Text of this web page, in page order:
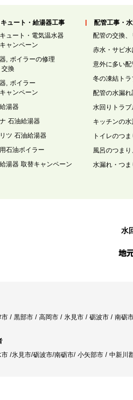
ュート・給湯器工事
ュート・電気温水器
ャンペーン
, ボイラーの修理
交換
, ボイラー
ャンペーン
湯器
石油給湯器
ツ 石油給湯器
石油ボイラー
湯器 取替キャンペーン
配管工事・
配管の交換
赤水・サビ水
意外に多い
冬の凍結トラ
配管の水漏
水回りトラブ
キッチンの
トイレのつ
風呂のつま
水漏れ・つま
水
/ 黒部市 / 高岡市 / 氷見市 / 砺波市 / 南砺
/氷見市/砺波市/南砺市/ 小矢部市 / 中新